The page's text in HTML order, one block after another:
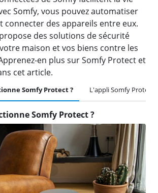
Somfy, vous pouvez automatiser
connecter des appareils entre eux.
des solutions de sécurité
maison et vos biens contre les
en plus sur Somfy Protect et
cet article.
Somfy Protect ? L'appli Somfy Protect
Somfy Protect ?